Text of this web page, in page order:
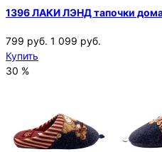
1396 ЛАКИ ЛЭНД тапочки
799 руб. 1 099 руб.
Купить
30 %